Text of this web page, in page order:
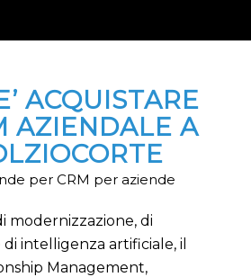
ACQUISTARE
AZIENDALE A
per CRM per aziende
modernizzazione, di
intelligenza artificiale, il
Management,